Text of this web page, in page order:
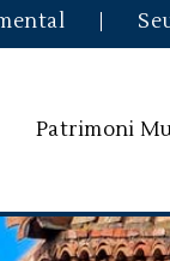
Patrimoni